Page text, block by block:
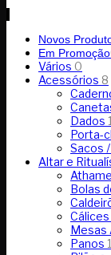
Novos
Em Promoção
Vários 0
Acessórios 8
Dados
Porta-
Sacos
Altar e
Bolas
Mesas
Panos